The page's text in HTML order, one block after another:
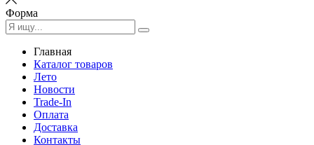
Форма
Главная
Каталог товаров
Лето
Новости
Trade-In
Оплата
Доставка
Контакты